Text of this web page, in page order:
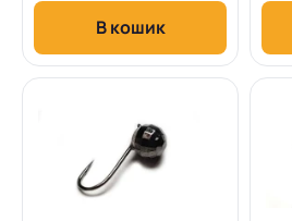
В кошик